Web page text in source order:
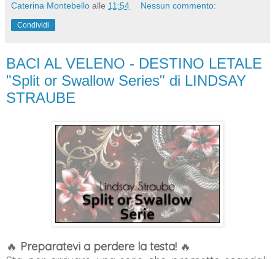
Caterina Montebello alle 11:54 Nessun commento:
Condividi
BACI AL VELENO - DESTINO LETALE
"Split or Swallow Series" di LINDSAY
STRAUBE
🔥 Preparatevi a perdere la testa! 🔥